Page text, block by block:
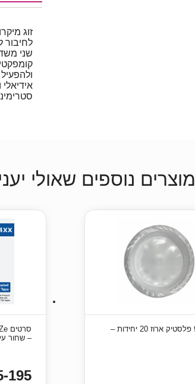
לחיבור
ולהפעיל
מוצרים נוספים שאולי
צלחת 9 פלסטיק ארוז 20 יחידות –
– שחור
195